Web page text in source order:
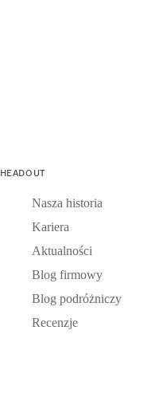
HEADOUT
Nasza historia
Kariera
Aktualności
Blog firmowy
Blog podróżniczy
Recenzje